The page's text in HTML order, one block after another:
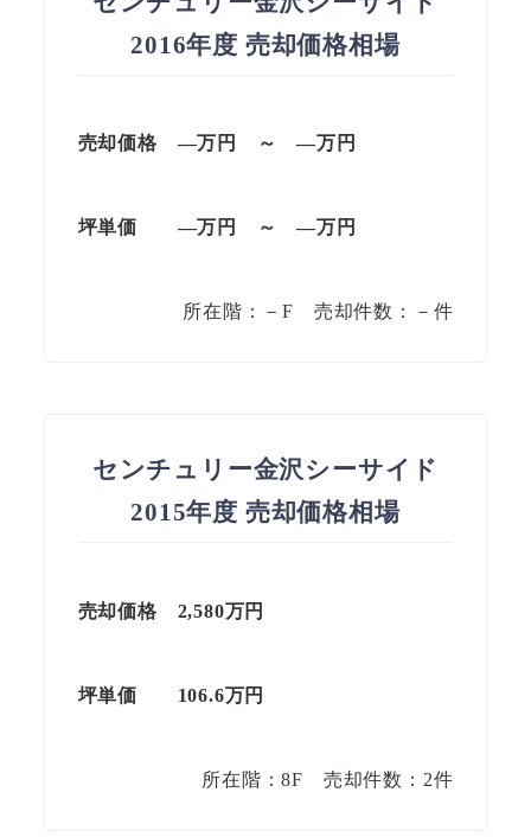
2016年度 売却価格相場
売却価格 —万円 ～ —万円
坪単価 —万円 ～—万円
所在階：－F 売却件数：－件
センチュリー金沢シーサイド
2015年度 売却価格相場
売却価格 2,580万円
坪単価 106.6万円
所在階：8F 売却件数：2件